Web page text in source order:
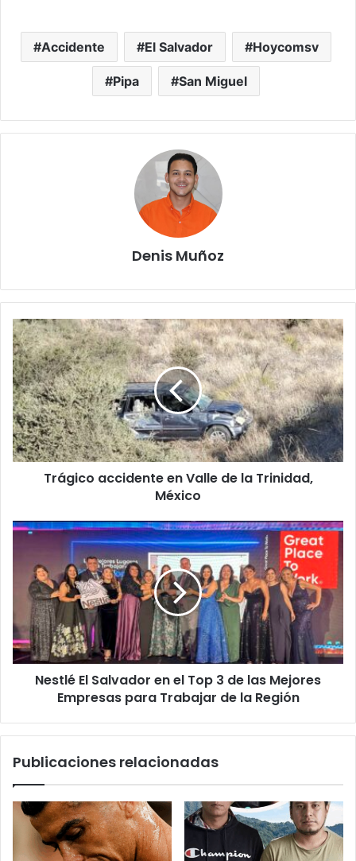
Accidente El Salvador Hoycomsv
Pipa San Miguel
Denis Muñoz
Trágico
accidente
en
Valle
de
la
Trinidad,
México
Trágico accidente en Valle de la Trinidad,
México
Nestlé
3
de
las
Mejores
Empresas
la
Nestlé El Salvador en el Top 3 de las Mejores
Empresas para Trabajar de la Región
Publicaciones relacionadas